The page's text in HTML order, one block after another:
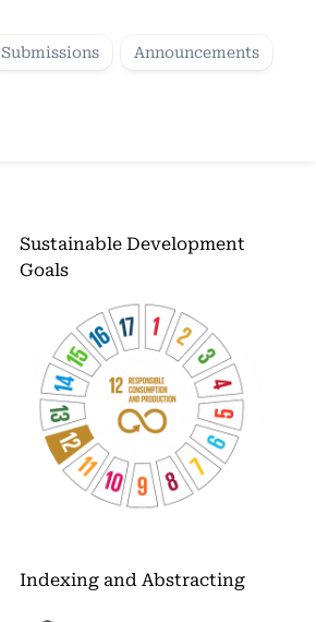
Submissions Announcements
Sustainable Development
Goals
Indexing and Abstracting